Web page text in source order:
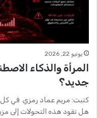
يونيو 22, 2026
المرأة والذكاء
جديد؟
كتبت: مريم عماد رمزي في كل
هل تقود هذه التحولات إلى